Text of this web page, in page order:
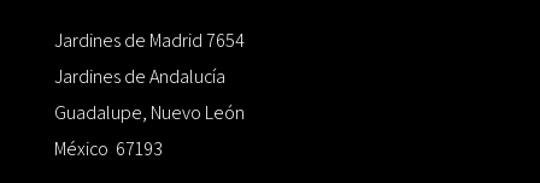
Jardines de Madrid 7654
Jardines de Andalucía
Guadalupe, Nuevo León
México 67193